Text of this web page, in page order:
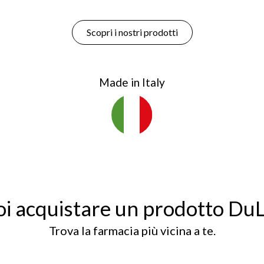
Scopri i nostri prodotti
Made in Italy
acquistare un prodotto
Trova la farmacia più vicina a te.